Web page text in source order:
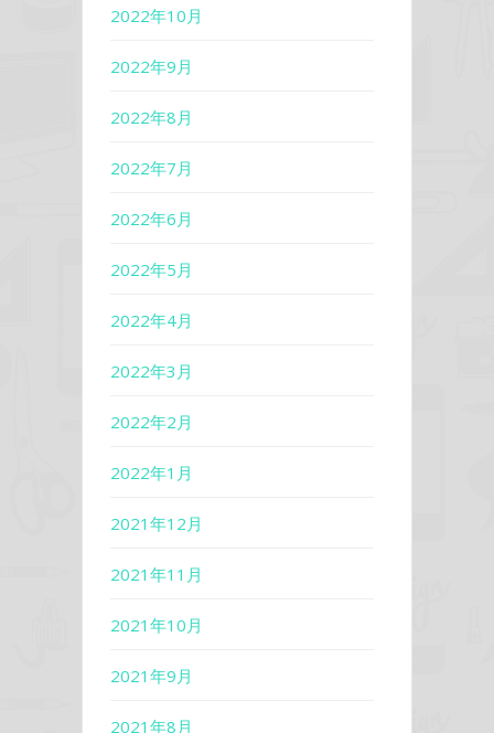
2022年10月
2022年9月
2022年8月
2022年7月
2022年6月
2022年5月
2022年4月
2022年3月
2022年2月
2022年1月
2021年12月
2021年11月
2021年10月
2021年9月
2021年8月